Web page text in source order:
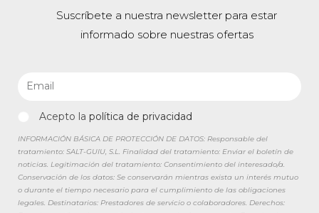
Suscríbete a nuestra newsletter para estar
informado sobre nuestras ofertas
Acepto la política de privacidad
INFORMACIÓN BÁSICA DE PROTECCIÓN DE DATOS: Responsable del
tratamiento: SALT-GUIU, S.L. Finalidad del tratamiento: Enviar el boletín de
noticias. Legitimación del tratamiento: Consentimiento del interesado/a.
Conservación de los datos: Se conservarán mientras exista un interés mutuo
o durante el tiempo necesario para el cumplimiento de las obligaciones
legales. Destinatarios: Prestadores de servicio o colaboradores. Derechos: